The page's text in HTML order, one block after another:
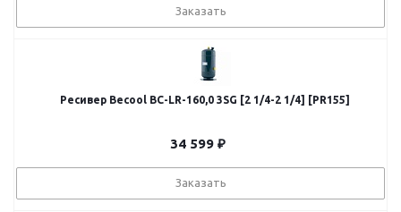
Заказать
Ресивер Becool BC-LR-160,0 3SG [2 1/4-2 1/4] [PR155]
34 599₽
Заказать